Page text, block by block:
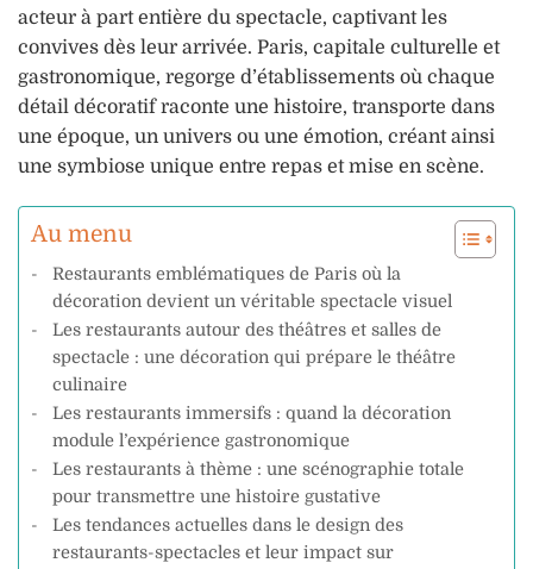
acteur à part entière du spectacle, captivant les
convives dès leur arrivée. Paris, capitale culturelle et
gastronomique, regorge d’établissements où chaque
détail décoratif raconte une histoire, transporte dans
une époque, un univers ou une émotion, créant ainsi
une symbiose unique entre repas et mise en scène.
Au menu
Restaurants emblématiques de Paris où la
décoration devient un véritable spectacle visuel
Les restaurants autour des théâtres et salles de
spectacle : une décoration qui prépare le théâtre
culinaire
Les restaurants immersifs : quand la décoration
module l’expérience gastronomique
Les restaurants à thème : une scénographie totale
pour transmettre une histoire gustative
Les tendances actuelles dans le design des
restaurants-spectacles et leur impact sur